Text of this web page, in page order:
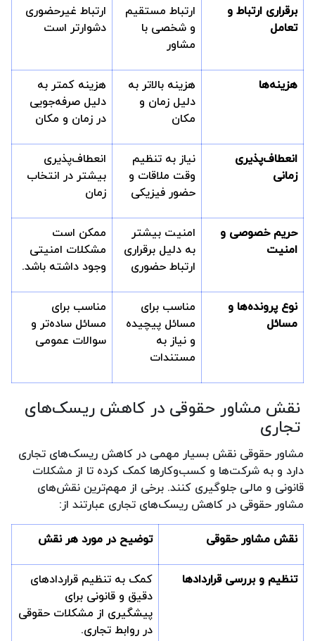
برقراری ارتباط و
تعامل
ارتباط مستقیم
و شخصی با
مشاور
ارتباط غیرحضوری
دشوارتر است
هزینه‌ها
هزینه بالاتر به
دلیل زمان و
مکان
هزینه کمتر به
دلیل صرفه‌جویی
در زمان و مکان
انعطاف‌پذیری
زمانی
نیاز به تنظیم
وقت ملاقات و
حضور فیزیکی
انعطاف‌پذیری
بیشتر در انتخاب
زمان
حریم خصوصی و
امنیت
امنیت بیشتر
به دلیل برقراری
ارتباط حضوری
ممکن است
مشکلات امنیتی
وجود داشته باشد.
نوع پرونده‌ها و
مسائل
مناسب برای
مسائل پیچیده
و نیاز به
مستندات
مناسب برای
مسائل ساده‌تر و
سوالات عمومی
نقش مشاور حقوقی در کاهش ریسک‌های
تجاری
مشاور حقوقی نقش بسیار مهمی در کاهش ریسک‌های تجاری
دارد و به شرکت‌ها و کسب‌وکارها کمک کرده تا از مشکلات
قانونی و مالی جلوگیری کنند. برخی از مهم‌ترین نقش‌های
مشاور حقوقی در کاهش ریسک‌های تجاری عبارتند از:
نقش مشاور حقوقی
توضیح در مورد هر نقش
تنظیم و بررسی قراردادها
کمک به تنظیم قراردادهای
دقیق و قانونی برای
پیشگیری از مشکلات حقوقی
در روابط تجاری.